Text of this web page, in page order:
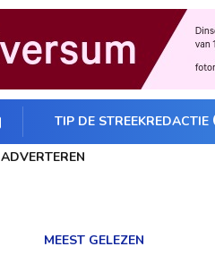
TIP DE STREEKREDACTIE
ADVERTEREN
MEEST GELEZEN